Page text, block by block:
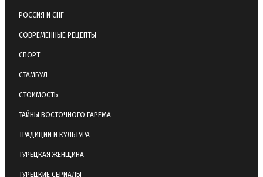
РОССИЯ И СНГ
СОВРЕМЕННЫЕ РЕЦЕПТЫ
СПОРТ
СТАМБУЛ
СТОИМОСТЬ
ТАЙНЫ ВОСТОЧНОГО ГАРЕМА
ТРАДИЦИИ И КУЛЬТУРА
ТУРЕЦКАЯ ЖЕНЩИНА
ТУРЕЦКИЕ СЕРИАЛЫ